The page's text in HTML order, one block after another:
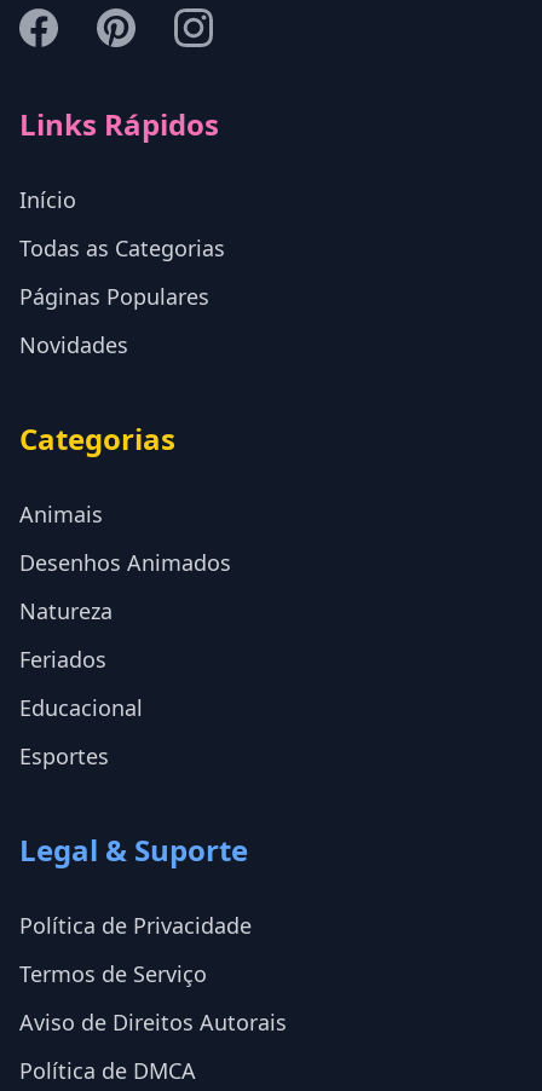
Links Rápidos
Início
Todas as Categorias
Páginas Populares
Novidades
Categorias
Animais
Desenhos Animados
Natureza
Feriados
Educacional
Esportes
Legal & Suporte
Política de Privacidade
Termos de Serviço
Aviso de Direitos Autorais
Política de DMCA